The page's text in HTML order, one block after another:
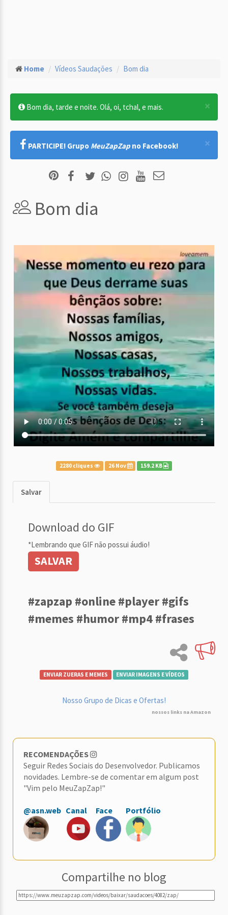
Home Vídeos Saudações Bom dia
×
Bom dia, tarde e noite. Olá, oi, tchal, e mais.
×
PARTICIPE! Grupo MeuZapZap no Facebook!
Bom dia
2280 cliques 26 Nov 159.2 KB
Salvar
Download do GIF
*Lembrando que GIF não possui áudio!
SALVAR
#zapzap #online #player #gifs
#memes #humor #mp4 #frases
ENVIAR ZUERAS E MEMES ENVIAR IMAGENS E VÍDEOS
Nosso Grupo de Dicas e Ofertas!
nossos links na Amazon
RECOMENDAÇÕES
Seguir Redes Sociais do Desenvolvedor. Publicamos
novidades. Lembre-se de comentar em algum post
"Vim pelo MeuZapZap!"
@asn.web Canal Face Portfólio
Compartilhe no blog